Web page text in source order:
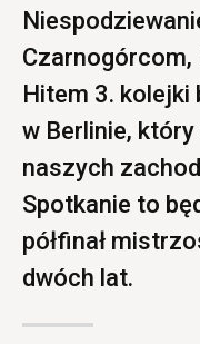
Czarnogórcom,
Hitem 3. kolejki
w Berlinie,
naszych
Spotkanie to
półfinał
dwóch lat.